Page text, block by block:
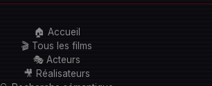
🏠 Accueil
🎬 Tous les films
🎭 Acteurs
🎥 Réalisateurs